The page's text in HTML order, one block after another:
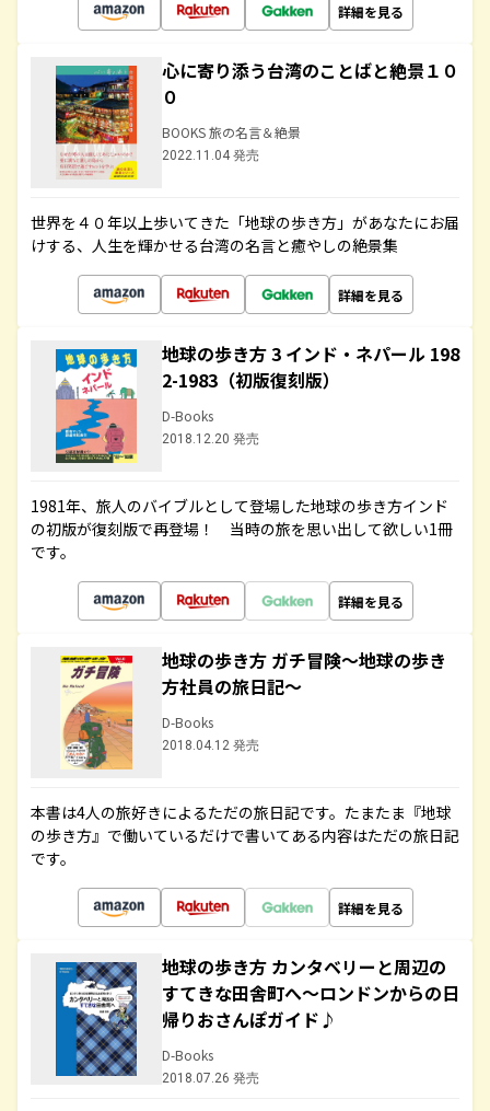
詳細を見る
心に寄り添う台湾のことばと絶景１０
０
BOOKS 旅の名言＆絶景
2022.11.04 発売
世界を４０年以上歩いてきた「地球の歩き方」があなたにお届
けする、人生を輝かせる台湾の名言と癒やしの絶景集
詳細を見る
地球の歩き方 3 インド・ネパール 198
2-1983（初版復刻版）
D-Books
2018.12.20 発売
1981年、旅人のバイブルとして登場した地球の歩き方インド
の初版が復刻版で再登場！ 当時の旅を思い出して欲しい1冊
です。
詳細を見る
地球の歩き方 ガチ冒険～地球の歩き
方社員の旅日記～
D-Books
2018.04.12 発売
本書は4人の旅好きによるただの旅日記です。たまたま『地球
の歩き方』で働いているだけで書いてある内容はただの旅日記
です。
詳細を見る
地球の歩き方 カンタベリーと周辺の
すてきな田舎町へ～ロンドンからの日
帰りおさんぽガイド♪
D-Books
2018.07.26 発売